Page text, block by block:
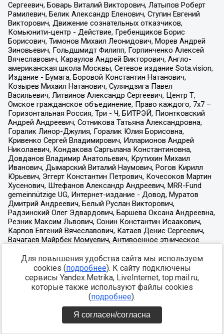
Для повышения удобства сайта мы используем
cookies (подробнее). К сайту подключены
сервисы Yandex.Metrika, LiveInternet, top.mail.ru,
которые также используют файлы cookies
(подробнее).
Я согласен/согласна